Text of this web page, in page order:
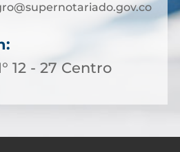
12 - 27 Centro